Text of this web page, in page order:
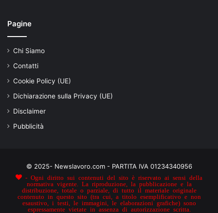
Pagine
Chi Siamo
Contatti
Cookie Policy (UE)
Dichiarazione sulla Privacy (UE)
Disclaimer
Pubblicità
© 2025- Newslavoro.com - PARTITA IVA 01234340956
- Ogni diritto sui contenuti del sito è riservato ai sensi della
normativa vigente. La riproduzione, la pubblicazione e la
distribuzione, totale o parziale, di tutto il materiale originale
contenuto in questo sito (tra cui, a titolo esemplificativo e non
esaustivo, i testi, le immagini, le elaborazioni grafiche) sono
espressamente vietate in assenza di autorizzazione scritta.